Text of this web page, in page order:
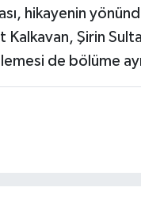
hikayenin
Şirin
de bölüme